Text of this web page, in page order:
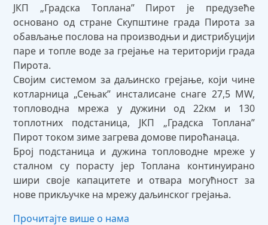
ЈКП „Градска Tоплана” Пирот је предузеће
основано од стране Скупштине града Пирота за
обављање послова на производњи и дистрибуцији
паре и топле воде за грејање на територији града
Пирота.
Својим системом за даљинско грејање, који чине
котларница „Сењак” инсталисане снаге 27,5 MW,
топловодна мрежа у дужини од 22км и 130
топлотних подстаница, ЈКП „Градска Топлана”
Пирот током зиме загрева домове пироћанаца.
Број подстаница и дужина топловодне мреже у
сталном су порасту јер Топлана континуирано
шири своје капацитете и отвара могућност за
нове прикључке на мрежу даљинског грејања.
Прочитајте више о нама